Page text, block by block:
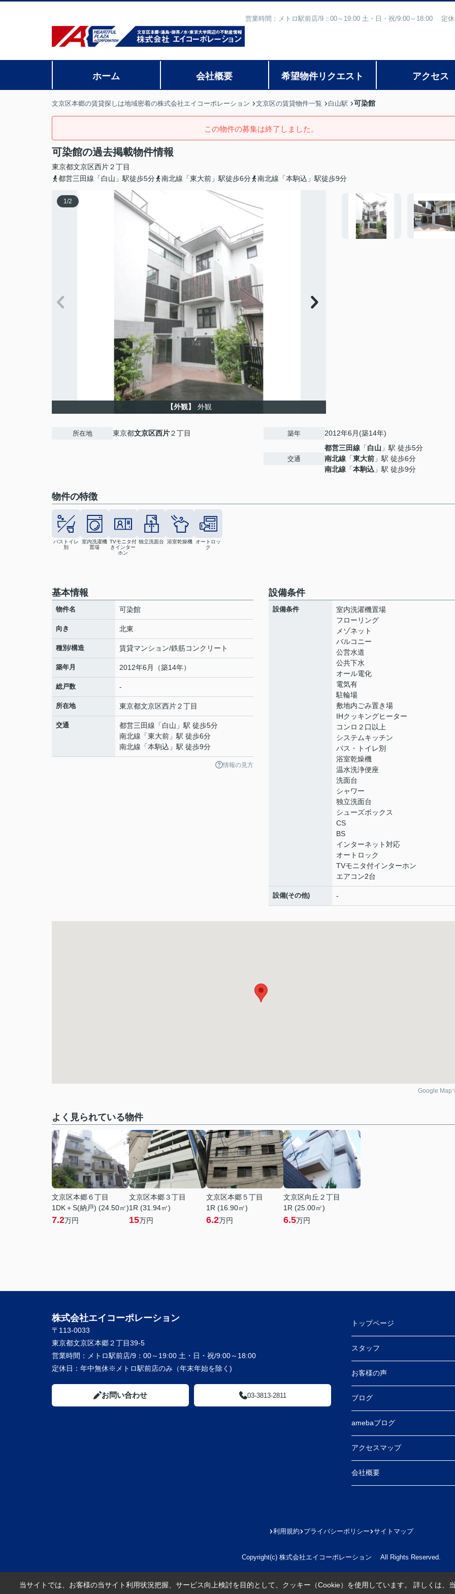
営業時間：メトロ駅前店/9：00～19:00 土・日・祝/9:00～18:00 定
ホーム 会社概要 希望物件リクエスト アクセス
文京区本郷の賃貸探しは地域密着の株式会社エイコーポレーション 文京区の賃貸物件一覧 白山駅 可染館
この物件の募集は終了しました。
可染館の過去掲載物件情報
東京都文京区西片２丁目
都営三田線「白山」駅徒歩5分
南北線「東大前」駅徒歩6分 南北線「本駒込」駅徒歩9分
1/2
【外観】 外観
所在地 東京都文京区西片２丁目 築年 2012年6月(築14年)
交通
都営三田線 「白山 」駅 徒歩5分
南北線 「東大前 」駅 徒歩6分
南北線 「本駒込 」駅 徒歩9分
物件の特徴
バストイレ
別
室内洗濯機
置場
TVモニタ付
きインター
ホン
独立洗面台 浴室乾燥機
オートロッ
ク
基本情報
物件名 可染館
向き 北東
種別/構造 賃貸マンション/鉄筋コンクリート
築年月 2012年6月（築14年）
総戸数 -
所在地 東京都文京区西片２丁目
交通 都営三田線 「白山 」駅 徒歩5分
南北線 「東大前 」駅 徒歩6分
南北線 「本駒込 」駅 徒歩9分
情報の見方
設備条件
設備条件
室内洗濯機置場
フローリング
メゾネット
バルコニー
公営水道
公共下水
オール電化
電気有
駐輪場
敷地内ごみ置き場
IHクッキングヒーター
コンロ２口以上
システムキッチン
バス・トイレ別
浴室乾燥機
温水洗浄便座
洗面台
シャワー
独立洗面台
シューズボックス
CS
BS
インターネット対応
オートロック
TVモニタ付インターホン
エアコン2台
設備(その他) -
Google Map
よく見られている物件
文京区本郷６丁目
1DK＋S(納戸) (24.50㎡)
7.2万円
文京区本郷３丁目
1R (31.94㎡)
15万円
文京区本郷５丁目
1R (16.90㎡)
6.2万円
文京区向丘２丁目
1R (25.00㎡)
6.5万円
株式会社エイコーポレーション
〒113-0033
東京都文京区本郷２丁目39-5
営業時間：
メトロ駅前店/9：00～19:00 土・日・祝/9:00～18:00
定休日： 年中無休※メトロ駅前店のみ（年末年始を除く)
お問い合わせ 03-3813-2811
トップページ
スタッフ
お客様の声
ブログ
amebaブログ
アクセスマップ
会社概要
利用規約 プライバシーポリシー サイトマップ
Copyright(c) 株式会社エイコーポレーション All Rights Reserved.
当サイトでは、お客様の当サイト利用状況把握、サービス向上検討を目的として、クッキー（Cookie）を使用しています。 詳しくは、